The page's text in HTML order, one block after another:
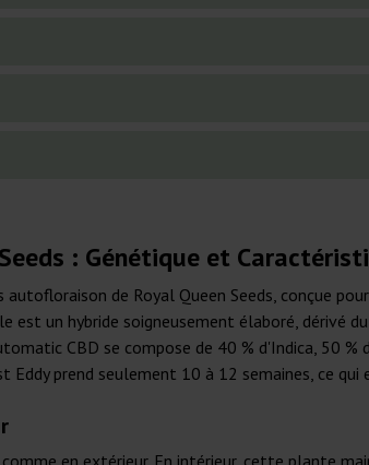
: Génétique et
de Royal Queen Seeds, conçue
un hybride soigneusement élaboré, dérivé du
CBD se compose de 40 % d'Indica, 50
Eddy prend seulement 10 à 12 semaines, ce
en extérieur. En intérieur, cette plante